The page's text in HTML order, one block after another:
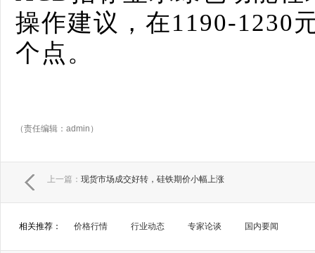
操作建议，在1190-1230
个点。
（责任编辑：admin）
上一篇： 现货市场成交好转，硅铁期价小幅上涨
相关推荐： 价格行情 行业动态 专家论谈 国内要闻